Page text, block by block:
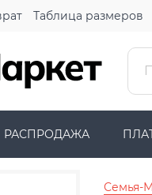
Таблица размеров
РАСПРОДАЖА
Семья-